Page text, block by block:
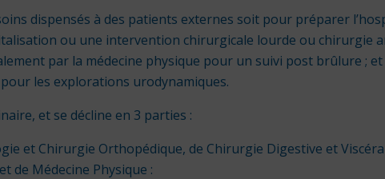
dispensés à des patients externes soit pour préparer
ou une intervention chirurgicale lourde ou chirurgie
par la médecine physique pour un suivi post brûlure ;
les explorations urodynamiques.
et se décline en 3 parties :
et Chirurgie Orthopédique, de Chirurgie Digestive et
de Médecine Physique :